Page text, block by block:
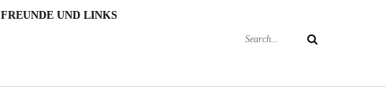
FREUNDE UND LINKS
Search